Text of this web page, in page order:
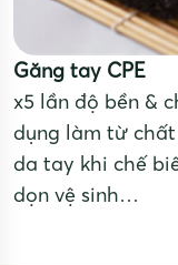
Găng tay CPE
x5 lần độ bền &
dụng làm từ chất
da tay khi chế
dọn vệ sinh…